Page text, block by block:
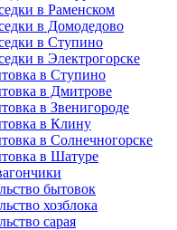
в Раменском
в Домодедово
в Ступино
в Электрогорске
в Ступино
в Дмитрове
в Звенигороде
в Клину
в Солнечногорске
в Шатуре
бытовок
хозблока
сарая